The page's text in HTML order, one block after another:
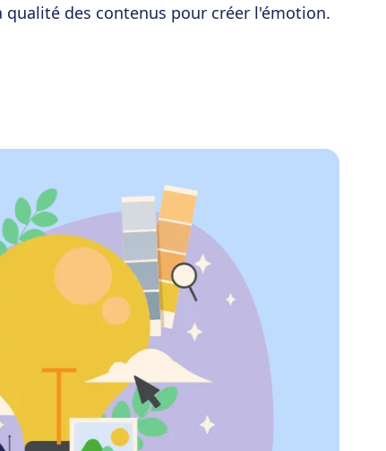
des contenus pour créer l'émotion.